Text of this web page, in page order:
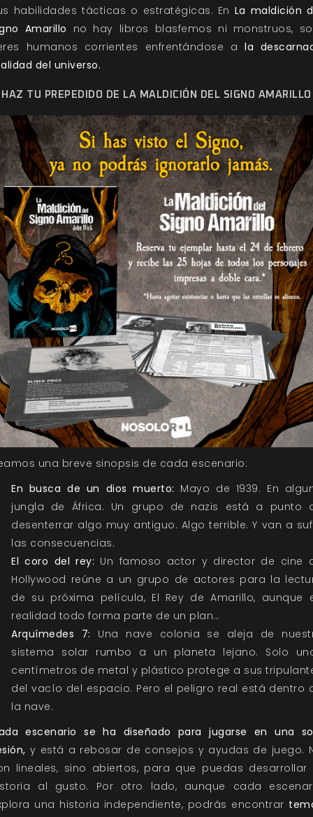
habilidades tácticas o estratégicas. En La maldición
Amarillo no hay libros blasfemos ni monstruos,
humanos corrientes enfrentándose a la
del universo.
HAZ TU PREPEDIDO DE LA MALDICIÓN DEL SIGNO AMARILLO
una breve sinopsis de cada escenario:
En busca de un dios muerto: Mayo de 1939. En
jungla de África. Un grupo de nazis está a punto
desenterrar algo muy antiguo. Algo terrible. Y van a
las consecuencias.
El coro del rey: Un famoso actor y director de cine
Hollywood reúne a un grupo de actores para la
de su próxima película, El Rey de Amarillo, aunque
realidad todo forma parte de un plan…
Arquímedes 7: Una nave colonia se aleja de
sistema solar rumbo a un planeta lejano. Solo
centímetros de metal y plástico protege a sus
del vacío del espacio. Pero el peligro real está dentro
la nave.
escenario se ha diseñado para jugarse en una
y está a rebosar de consejos y ayudas de juego.
lineales, sino abiertos, para que puedas desarrollar
al gusto. Por otro lado, aunque cada
una historia independiente, podrás encontrar